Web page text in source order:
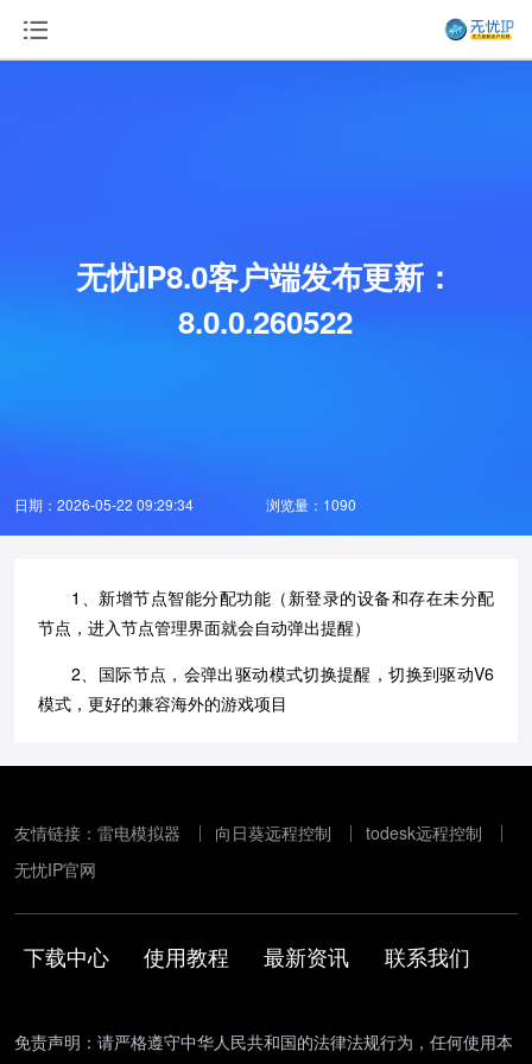
无忧IP8.0客户端发布更新：
8.0.0.260522
日期：2026-05-22 09:29:34 浏览量：1090
1、新增节点智能分配功能（新登录的设备和存在未分配
节点，进入节点管理界面就会自动弹出提醒）
2、国际节点，会弹出驱动模式切换提醒，切换到驱动V6
模式，更好的兼容海外的游戏项目
友情链接： 雷电模拟器 向日葵远程控制
todesk远程控制
无忧IP官网
下载中心 使用教程 最新资讯 联系我们
免责声明：请严格遵守中华人民共和国的法律法规行为，任何使用本